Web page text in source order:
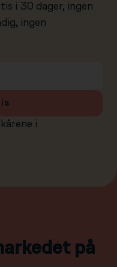
i 30 dager, ingen
ingen
i
på